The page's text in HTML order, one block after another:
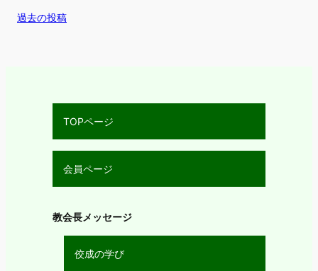
過去の投稿
TOPページ
会員ページ
教会長メッセージ
佼成の学び